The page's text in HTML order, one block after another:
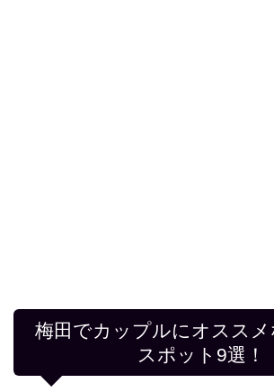
梅田でカップルにオススメ
スポット9選！